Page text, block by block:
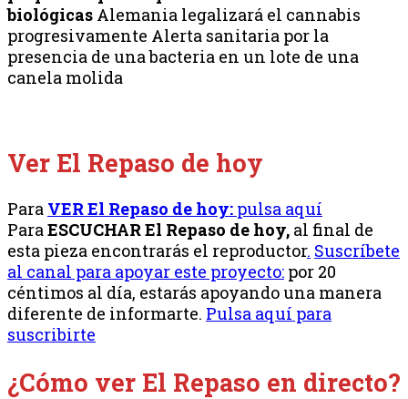
biológicas Alemania legalizará el cannabis
progresivamente Alerta sanitaria por la
presencia de una bacteria en un lote de una
canela molida
Ver El Repaso de hoy
Para VER El Repaso de hoy: pulsa aquí
ParaESCUCHAR El Repaso de hoy, al final de
esta pieza encontrarás el reproductor. Suscríbete
al canal para apoyar este proyecto: por 20
céntimos al día, estarás apoyando una manera
diferente de informarte. Pulsa aquí para
suscribirte
¿Cómo ver El Repaso en directo?